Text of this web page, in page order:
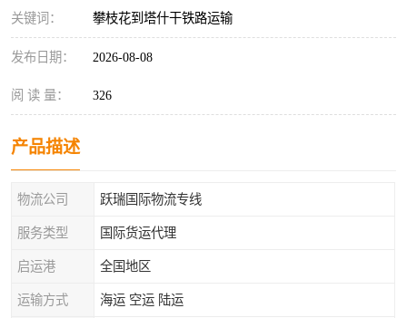
关键词： 攀枝花到塔什干铁路运输
发布日期： 2026-08-08
阅 读 量： 326
产品描述
物流公司 跃瑞国际物流专线
服务类型 国际货运代理
启运港 全国地区
运输方式 海运 空运 陆运